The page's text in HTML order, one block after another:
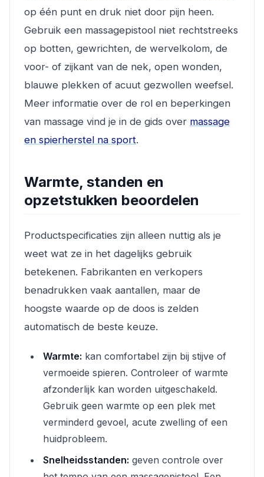
op één punt en druk niet door pijn heen.
Gebruik een massagepistool niet rechtstreeks
op botten, gewrichten, de wervelkolom, de
voor- of zijkant van de nek, open wonden,
blauwe plekken of acuut gezwollen weefsel.
Meer informatie over de rol en beperkingen
van massage vind je in de gids over massage
en spierherstel na sport.
Warmte, standen en
opzetstukken beoordelen
Productspecificaties zijn alleen nuttig als je
weet wat ze in het dagelijks gebruik
betekenen. Fabrikanten en verkopers
benadrukken vaak aantallen, maar de
hoogste waarde op de doos is zelden
automatisch de beste keuze.
Warmte: kan comfortabel zijn bij stijve of
vermoeide spieren. Controleer of warmte
afzonderlijk kan worden uitgeschakeld.
Gebruik geen warmte op een plek met
verminderd gevoel, acute zwelling of een
huidprobleem.
Snelheidsstanden: geven controle over